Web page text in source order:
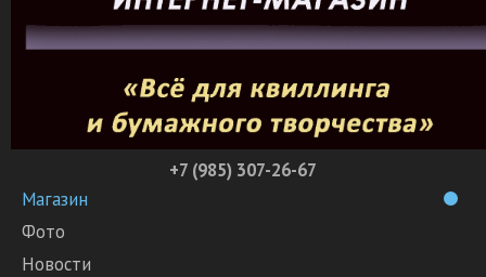
+7 (985) 307-26-67
Магазин
Фото
Новости